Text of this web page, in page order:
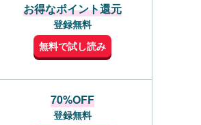
お得なポイント還元
登録無料
無料で試し読み
70%OFF
登録無料